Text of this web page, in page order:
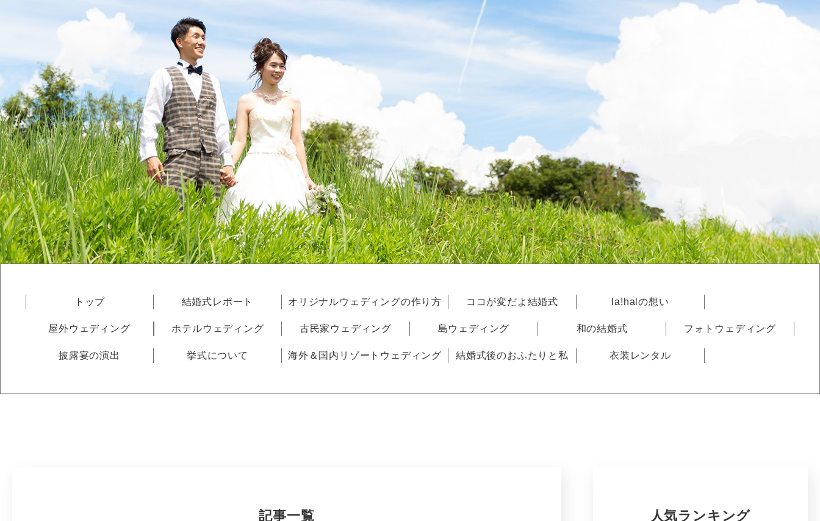
トップ 結婚式レポート オリジナルウェディングの作り方 ココが変だよ結婚式 la!halの想い
屋外ウェディング ホテルウェディング 古民家ウェディング 島ウェディング 和の結婚式 フォトウェディング
披露宴の演出 挙式について 海外＆国内リゾートウェディング 結婚式後のおふたりと私 衣装レンタル
記事一覧 人気ランキング